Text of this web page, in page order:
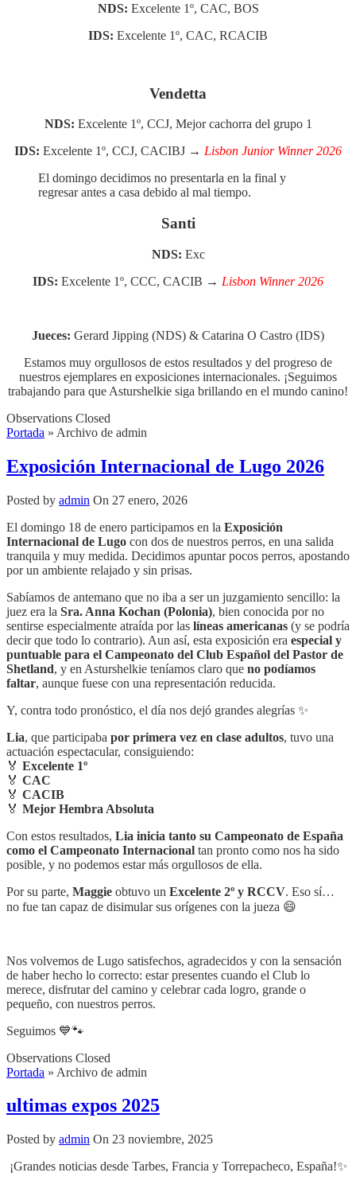
NDS: Excelente 1º, CAC, BOS
IDS: Excelente 1º, CAC, RCACIB
Vendetta
NDS: Excelente 1º, CCJ, Mejor cachorra del grupo 1
IDS: Excelente 1º, CCJ, CACIBJ → Lisbon Junior Winner 2026
El domingo decidimos no presentarla en la final y
regresar antes a casa debido al mal tiempo.
Santi
NDS: Exc
IDS: Excelente 1º, CCC, CACIB → Lisbon Winner 2026
Jueces: Gerard Jipping (NDS) & Catarina O Castro (IDS)
Estamos muy orgullosos de estos resultados y del progreso de
nuestros ejemplares en exposiciones internacionales. ¡Seguimos
trabajando para que Asturshelkie siga brillando en el mundo canino!
Observations Closed
Portada » Archivo de admin
Exposición Internacional de Lugo 2026
Posted by admin On 27 enero, 2026
El domingo 18 de enero participamos en la Exposición
Internacional de Lugo con dos de nuestros perros, en una salida
tranquila y muy medida. Decidimos apuntar pocos perros, apostando
por un ambiente relajado y sin prisas.
Sabíamos de antemano que no iba a ser un juzgamiento sencillo: la
juez era la Sra. Anna Kochan (Polonia), bien conocida por no
sentirse especialmente atraída por las líneas americanas (y se podría
decir que todo lo contrario). Aun así, esta exposición era especial y
puntuable para el Campeonato del Club Español del Pastor de
Shetland, y en Asturshelkie teníamos claro que no podíamos
faltar, aunque fuese con una representación reducida.
Y, contra todo pronóstico, el día nos dejó grandes alegrías ✨
Lia, que participaba por primera vez en clase adultos, tuvo una
actuación espectacular, consiguiendo:
🏅 Excelente 1º
🏅 CAC
🏅 CACIB
🏅 Mejor Hembra Absoluta
Con estos resultados, Lia inicia tanto su Campeonato de España
como el Campeonato Internacional tan pronto como nos ha sido
posible, y no podemos estar más orgullosos de ella.
Por su parte, Maggie obtuvo un Excelente 2º y RCCV. Eso sí…
no fue tan capaz de disimular sus orígenes con la jueza 😄
Nos volvemos de Lugo satisfechos, agradecidos y con la sensación
de haber hecho lo correcto: estar presentes cuando el Club lo
merece, disfrutar del camino y celebrar cada logro, grande o
pequeño, con nuestros perros.
Seguimos 💙🐾
Observations Closed
Portada » Archivo de admin
ultimas expos 2025
Posted by admin On 23 noviembre, 2025
¡Grandes noticias desde Tarbes, Francia y Torrepacheco, España!✨